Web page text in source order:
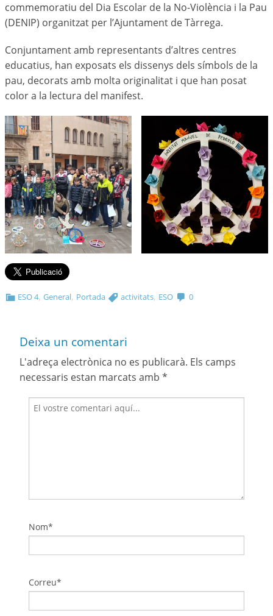
commemoratiu del Dia Escolar de la No-Violència i la Pau
(DENIP) organitzat per l’Ajuntament de Tàrrega.
Conjuntament amb representants d’altres centres
educatius, han exposats els dissenys dels símbols de la
pau, decorats amb molta originalitat i que han posat
color a la lectura del manifest.
ESO 4,General, Portada activitats, ESO 0
Deixa un comentari
L'adreça electrònica no es publicarà. Els camps
necessaris estan marcats amb *
Nom*
Correu*